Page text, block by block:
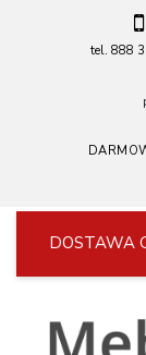
tel. 888
DOSTAWA